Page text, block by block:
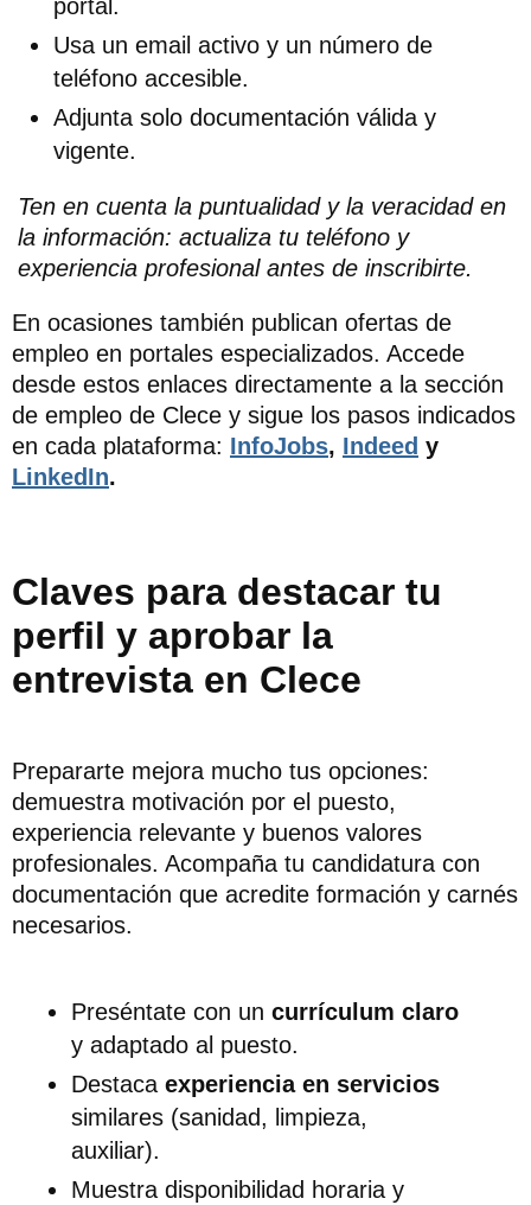
portal.
Usa un email activo y un número de
teléfono accesible.
Adjunta solo documentación válida y
vigente.
Ten en cuenta la puntualidad y la veracidad en
la información: actualiza tu teléfono y
experiencia profesional antes de inscribirte.
En ocasiones también publican ofertas de
empleo en portales especializados. Accede
desde estos enlaces directamente a la sección
de empleo de Clece y sigue los pasos indicados
en cada plataforma: InfoJobs, Indeed y
LinkedIn.
Claves para destacar tu
perfil y aprobar la
entrevista en Clece
Prepararte mejora mucho tus opciones:
demuestra motivación por el puesto,
experiencia relevante y buenos valores
profesionales. Acompaña tu candidatura con
documentación que acredite formación y carnés
necesarios.
Preséntate con un currículum claro
y adaptado al puesto.
Destaca experiencia en servicios
similares (sanidad, limpieza,
auxiliar).
Muestra disponibilidad horaria y